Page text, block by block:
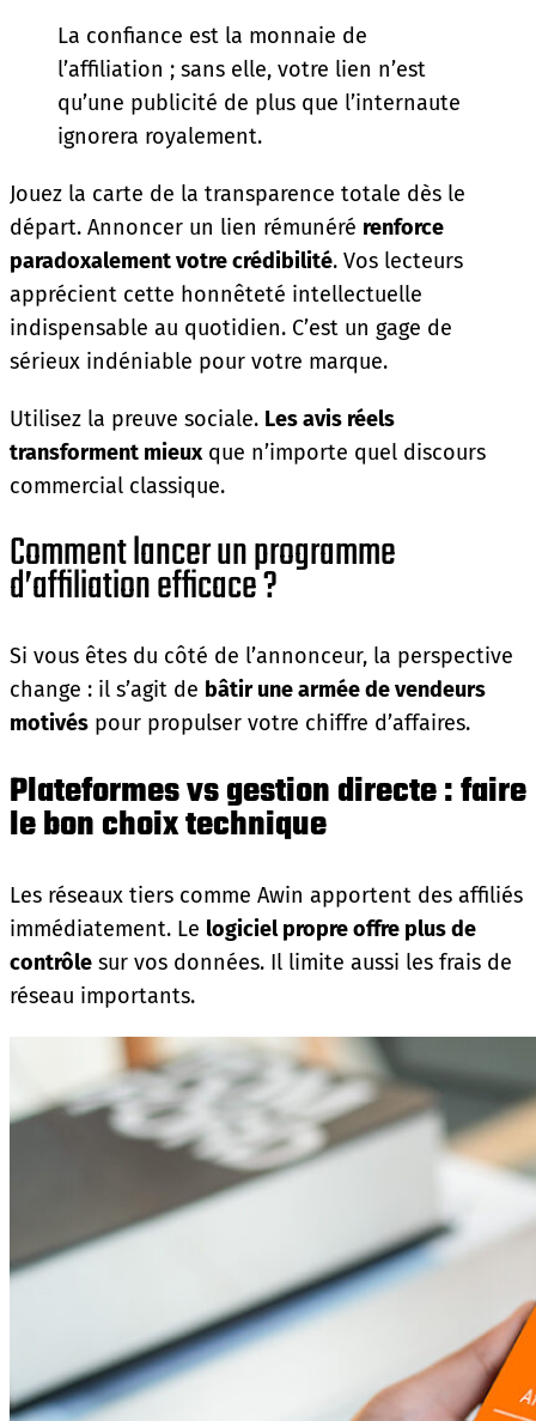
La confiance est la monnaie de
l’affiliation ; sans elle, votre lien n’est
qu’une publicité de plus que l’internaute
ignorera royalement.
Jouez la carte de la transparence totale dès le
départ. Annoncer un lien rémunéré renforce
paradoxalement votre crédibilité. Vos lecteurs
apprécient cette honnêteté intellectuelle
indispensable au quotidien. C’est un gage de
sérieux indéniable pour votre marque.
Utilisez la preuve sociale. Les avis réels
transforment mieuxque n’importe quel discours
commercial classique.
Comment lancer un programme
d’affiliation efficace ?
Si vous êtes du côté de l’annonceur, la perspective
change : il s’agit de bâtir une armée de vendeurs
motivés pour propulser votre chiffre d’affaires.
Plateformes vs gestion directe : faire
le bon choix technique
Les réseaux tiers comme Awin apportent des affiliés
immédiatement. Le logiciel propre offre plus de
contrôle sur vos données. Il limite aussi les frais de
réseau importants.